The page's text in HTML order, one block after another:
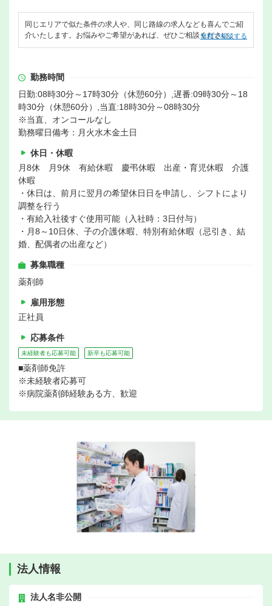
同じエリアで似た条件の求人や、同じ路線の求人なども喜んでご紹
介いたします。お悩みやご希望があれば、ぜひご相談ください。
無料で相談する
勤務時間
日勤:08時30分～17時30分（休憩60分）,遅番:09時30分～18
時30分（休憩60分）,当直:18時30分～08時30分
※当直、オンコールなし
勤務曜日備考：月火水木金土日
休日・休暇
月8休 月9休 有給休暇 慶弔休暇 出産・育児休暇 介護
休暇
・休日は、前月に翌月の希望休日日を申請し、シフトにより
調整を行う
・有給入社後すぐ使用可能（入社時：3日付与）
・月8～10日休、子の介護休暇、特別有給休暇（忌引き、結
婚、配偶者の出産など）
募集職種
薬剤師
雇用形態
正社員
応募条件
未経験者も応募可能 新卒も応募可能
■薬剤師免許
※未経験者応募可
※病院薬剤師経験ある方、歓迎
法人情報
法人名非公開